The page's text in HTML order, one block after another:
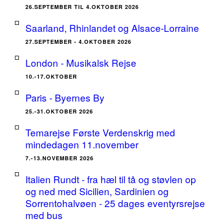
26.SEPTEMBER TIL 4.OKTOBER 2026
Saarland, Rhinlandet og Alsace-Lorraine
27.SEPTEMBER - 4.OKTOBER 2026
London - Musikalsk Rejse
10.-17.OKTOBER
Paris - Byernes By
25.-31.OKTOBER 2026
Temarejse Første Verdenskrig med
mindedagen 11.november
7.-13.NOVEMBER 2026
Italien Rundt - fra hæl til tå og støvlen op
og ned med Sicilien, Sardinien og
Sorrentohalvøen - 25 dages eventyrsrejse
med bus